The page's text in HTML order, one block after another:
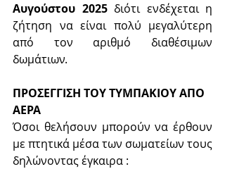
Αυγούστου 2025 διότι ενδέχεται η
ζήτηση να είναι πολύ μεγαλύτερη
από τον αριθμό διαθέσιμων
δωμάτιων.
ΠΡΟΣΕΓΓΙΣΗ ΤΟΥ ΤΥΜΠΑΚΙΟΥ ΑΠΟ
ΑΕΡΑ
Όσοι θελήσουν μπορούν να έρθουν
με πτητικά μέσα των σωματείων τους
δηλώνοντας έγκαιρα :